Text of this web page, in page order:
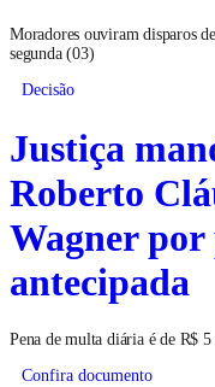
Moradores ouviram disparos
segunda (03)
Decisão
Justiça
Roberto
Wagner
antecipada
Pena de multa diária é de R$
Confira documento